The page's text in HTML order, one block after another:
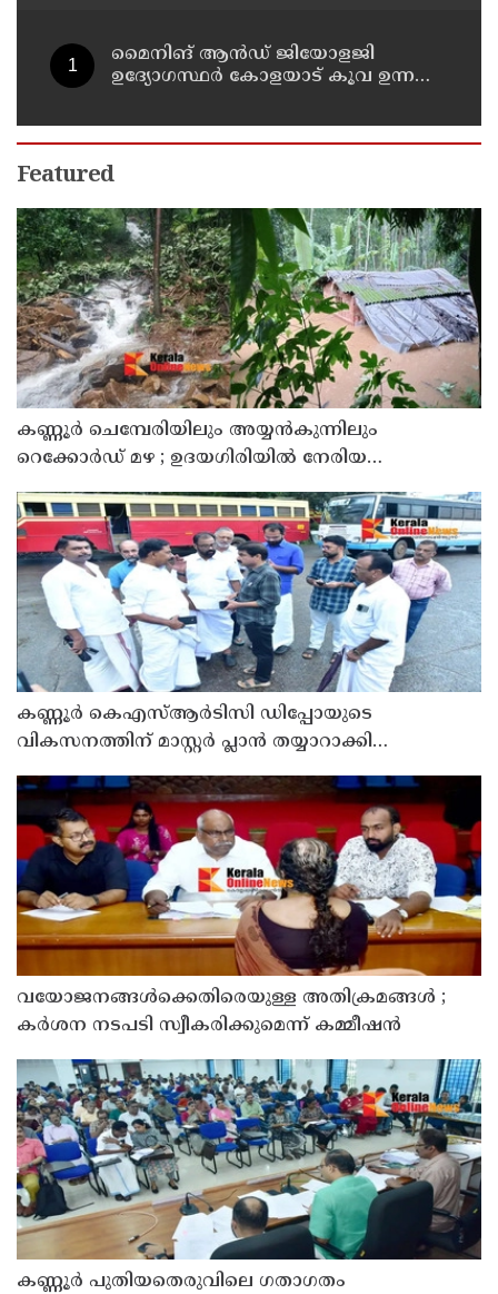
മൈനിങ് ആൻഡ്​ ജിയോളജി
ഉദ്യോഗസ്ഥർ കോളയാട് കൂവ ഉന്നതി
Featured
കണ്ണൂർ ചെമ്പേരിയിലും അയ്യൻകുന്നിലും
റെക്കോർഡ് മഴ ; ഉദയഗിരിയിൽ നേരിയ
കണ്ണൂർ കെഎസ്ആർടിസി ഡിപ്പോയുടെ
വികസനത്തിന് മാസ്റ്റർ പ്ലാൻ തയ്യാറാക്കി
വയോജനങ്ങൾക്കെതിരെയുള്ള അതിക്രമങ്ങൾ ;
കർശന നടപടി സ്വീകരിക്കുമെന്ന് കമ്മീഷൻ
കണ്ണൂർ പുതിയതെരുവിലെ ഗതാഗതം